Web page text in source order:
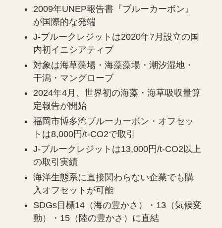
2009年UNEP報告書『ブルーカーボン』
が国際的な発端
J-ブルークレジットは2020年7月設立の国
内初イニシアティブ
対象は海草藻場・海藻藻場・潮汐湿地・
干潟・マングローブ
2024年4月、世界初の海藻・海草吸収量算
定報告が開始
福岡市博多湾ブルーカーボン・オフセッ
トは8,000円/t-CO2で取引
J-ブルークレジットは13,000円/t-CO2以上
の取引実績
海洋生態系に直接関わらない企業でも購
入オフセットが可能
SDGs目標14（海の豊かさ）・13（気候変
動）・15（陸の豊かさ）に直結